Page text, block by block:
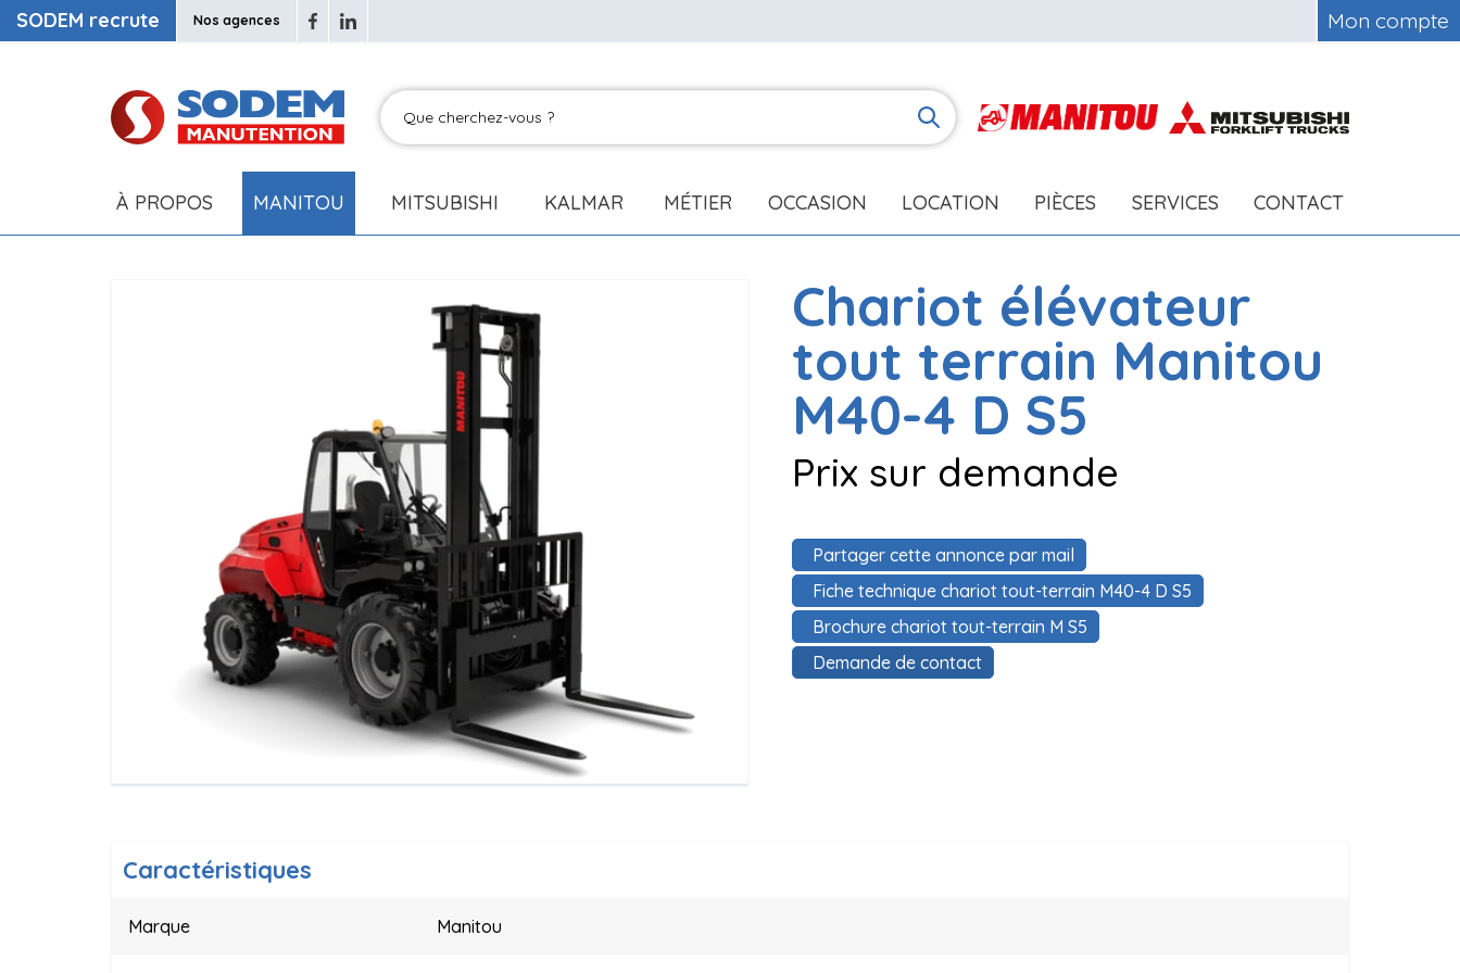
SODEM recrute Nos agences Mon compte
À PROPOS MANITOU MITSUBISHI KALMAR MÉTIER OCCASION LOCATION PIÈCES SERVICES CONTACT
Chariot élévateur
tout terrain Manitou
M40-4 D S5
Prix sur demande
Demande de contact
Partager cette annonce par mail
Fiche technique chariot tout-terrain M40-4 D S5
Brochure chariot tout-terrain M S5
Caractéristiques
Marque Manitou